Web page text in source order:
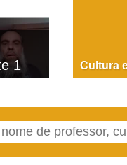
1
Cultura